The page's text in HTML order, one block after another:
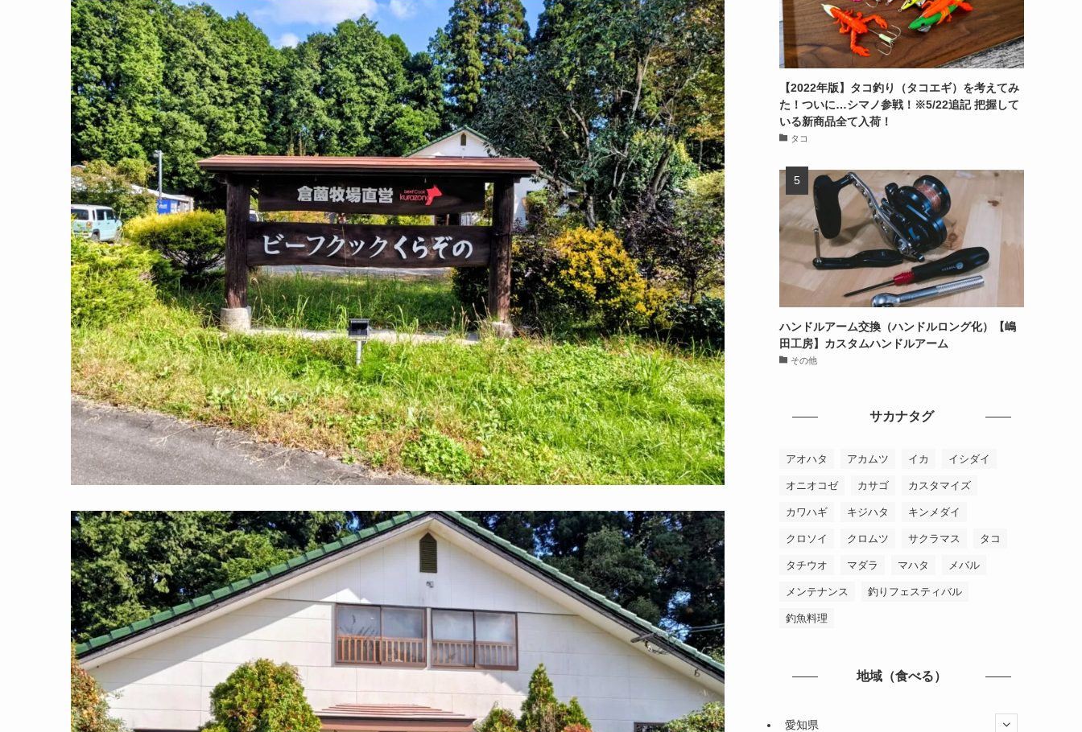
【2022年版】タコ釣り（タコエギ）を考えてみ
た！ついに…シマノ参戦！※5/22追記 把握して
いる新商品全て入荷！
タコ
ハンドルアーム交換（ハンドルロング化）【嶋
田工房】カスタムハンドルアーム
その他
サカナタグ
アオハタ アカムツ イカ イシダイ
オニオコゼ カサゴ カスタマイズ
カワハギ キジハタ キンメダイ
クロソイ クロムツ サクラマス タコ
タチウオ マダラ マハタ メバル
メンテナンス 釣りフェスティバル
釣魚料理
地域（食べる）
愛知県